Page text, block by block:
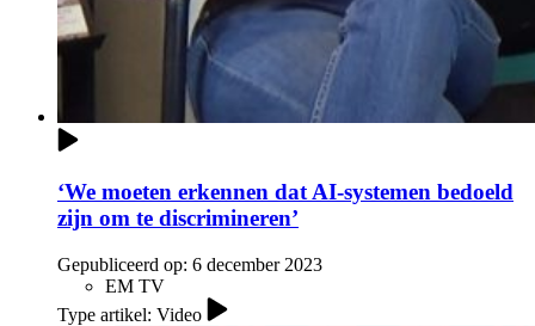
‘We moeten erkennen dat AI-systemen bedoeld
zijn om te discrimineren’
Gepubliceerd op: 6 december 2023
EM TV
Type artikel: Video